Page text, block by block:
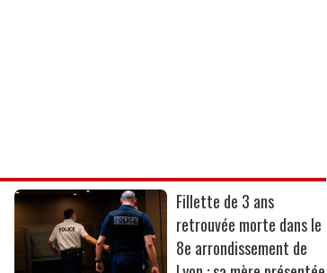
Fillette de 3 ans
retrouvée morte dans le
8e arrondissement de